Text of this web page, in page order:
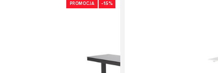
PROMOCJA -15%